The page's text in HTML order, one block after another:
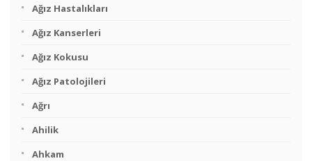
Ağız Hastalıkları
Ağız Kanserleri
Ağız Kokusu
Ağız Patolojileri
Ağrı
Ahilik
Ahkam